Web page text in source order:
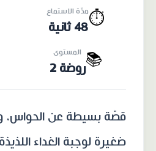
⏱️مدّة الاستماع
48 ثانية
📚 المستوى
روضة 2
قصّة بسيطة عن الحواس،
ضغيرة لوجبة الغداء